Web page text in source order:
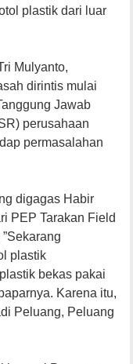
plastik dari luar
Mulyanto,
dirintis mulai
Jawab
perusahaan
permasalahan
digagas Habir
PEP Tarakan Field
plastik
bekas pakai
Karena itu,
Peluang, Peluang